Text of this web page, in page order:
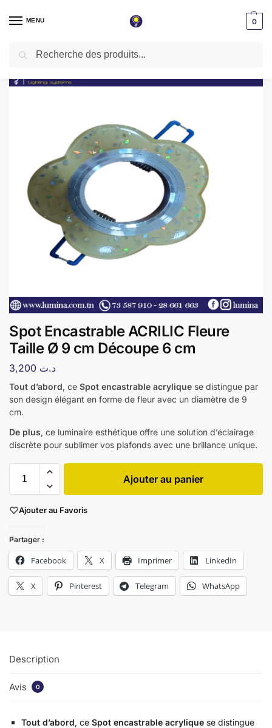
MENU 0
Accueil / Spot LED encastrable Spot Encastrable ACRILIC Fleure Taille Ø 9 cm Découpe 6 cm
Spot Encastrable ACRILIC Fleure
Taille Ø 9 cm Découpe 6 cm
د.ت
Tout d’abord, ce Spot encastrable acrylique se distingue par
son design élégant en forme de fleur avec un diamètre de 9
cm.
De plus, ce luminaire esthétique offre une solution d’éclairage
discrète pour sublimer vos plafonds avec une brillance unique.
Ajouter au panier
Ajouter au Favoris
Partager :
Facebook X Imprimer LinkedIn
X Pinterest Telegram WhatsApp
Description
Avis 0
Tout d’abord, ce Spot encastrable acrylique se distingue